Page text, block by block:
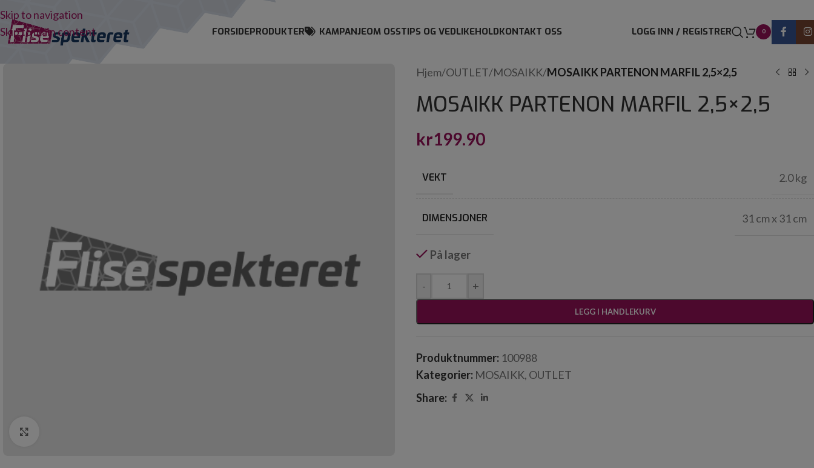
Skip to navigation
Skip to main content
FORSIDEPRODUKTER KAMPANJEOM OSSTIPS OG VEDLIKEHOLDKONTAKT OSS LOGG INN / REGISTRER 0
Hjem/OUTLET/MOSAIKK/MOSAIKK PARTENON MARFIL 2,5×2,5
MOSAIKK PARTENON MARFIL 2,5×2,5
kr199.90
VEKT 2.0 kg
DIMENSJONER 31 cm x 31 cm
På lager
- +
LEGG I HANDLEKURV
Produktnummer: 100988
Kategorier: MOSAIKK, OUTLET
Share: